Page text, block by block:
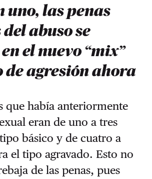
uno, las penas
abuso se
el nuevo “mix”
de agresión ahora
que había anteriormente
eran de uno a tres
básico y de cuatro a
el tipo agravado. Esto no
de las penas, pues